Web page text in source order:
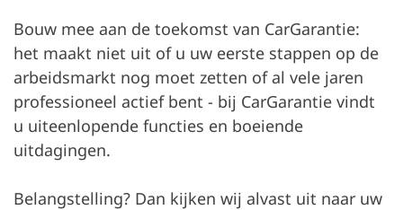
ondersteuning
Voertuigeigenaar
De onderneming
Pers
Bouw mee aan de toekomst van CarGarantie:
het maakt niet uit of u uw eerste stappen op de
arbeidsmarkt nog moet zetten of al vele jaren
professioneel actief bent - bij CarGarantie vindt
u uiteenlopende functies en boeiende
uitdagingen.
Belangstelling? Dan kijken wij alvast uit naar uw